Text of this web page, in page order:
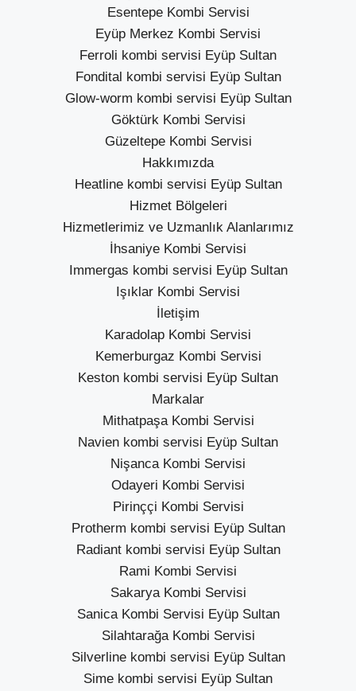
Esentepe Kombi Servisi
Eyüp Merkez Kombi Servisi
Ferroli kombi servisi Eyüp Sultan
Fondital kombi servisi Eyüp Sultan
Glow-worm kombi servisi Eyüp Sultan
Göktürk Kombi Servisi
Güzeltepe Kombi Servisi
Hakkımızda
Heatline kombi servisi Eyüp Sultan
Hizmet Bölgeleri
Hizmetlerimiz ve Uzmanlık Alanlarımız
İhsaniye Kombi Servisi
Immergas kombi servisi Eyüp Sultan
Işıklar Kombi Servisi
İletişim
Karadolap Kombi Servisi
Kemerburgaz Kombi Servisi
Keston kombi servisi Eyüp Sultan
Markalar
Mithatpaşa Kombi Servisi
Navien kombi servisi Eyüp Sultan
Nişanca Kombi Servisi
Odayeri Kombi Servisi
Pirinççi Kombi Servisi
Protherm kombi servisi Eyüp Sultan
Radiant kombi servisi Eyüp Sultan
Rami Kombi Servisi
Sakarya Kombi Servisi
Sanica Kombi Servisi Eyüp Sultan
Silahtarağa Kombi Servisi
Silverline kombi servisi Eyüp Sultan
Sime kombi servisi Eyüp Sultan